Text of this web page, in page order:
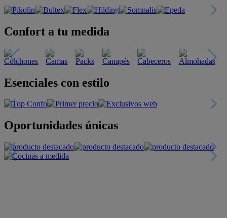
Confort a tu medida
Esenciales con estilo
Oportunidades únicas